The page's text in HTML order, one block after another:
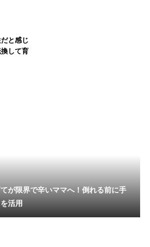
と感じ
して育
が限界で辛いママへ！倒れる前に手
活用